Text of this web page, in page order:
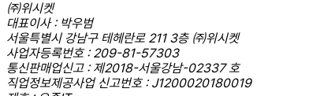
㈜위시켓
대표이사 : 박우범
서울특별시 강남구 테헤란로 211 3층 ㈜위시켓
사업자등록번호 : 209-81-57303
통신판매업신고 : 제2018-서울강남-02337 호
직업정보제공사업 신고번호 : J1200020180019